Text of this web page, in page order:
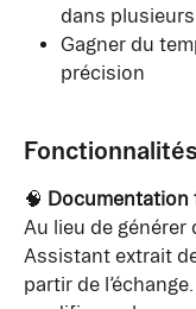
dans
Gagner du
précision
🧠 Documentation
Au lieu de
Assistant extrait
partir de